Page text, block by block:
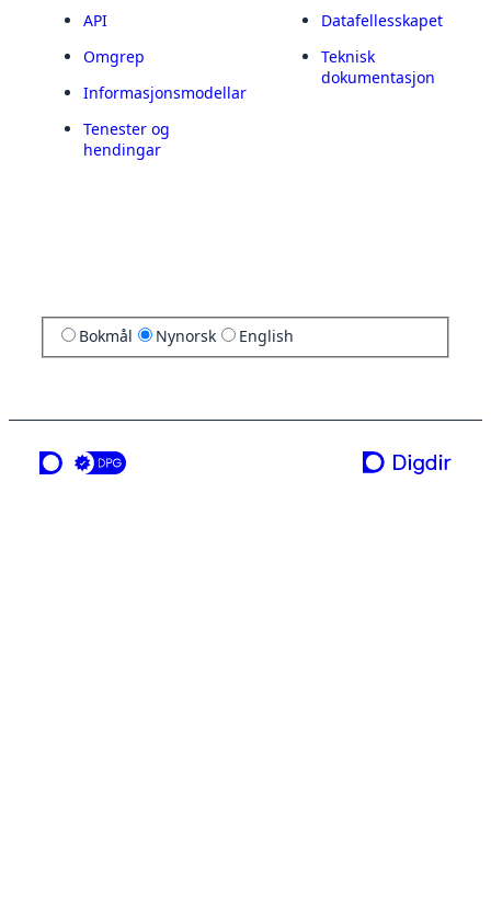
API
Omgrep
Informasjonsmodellar
Tenester og
hendingar
Datafellesskapet
Teknisk
dokumentasjon
Bokmål Nynorsk English